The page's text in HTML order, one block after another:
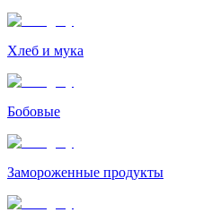
Хлеб и мука
Бобовые
Замороженные продукты